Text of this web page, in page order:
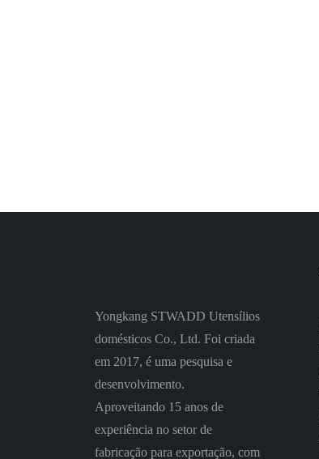
Yongkang STWADD Utensílios
domésticos Co., Ltd. Foi criada
em 2017, é uma pesquisa e
desenvolvimento.
Aproveitando 15 anos de
experiência no setor de
fabricação para exportação, com